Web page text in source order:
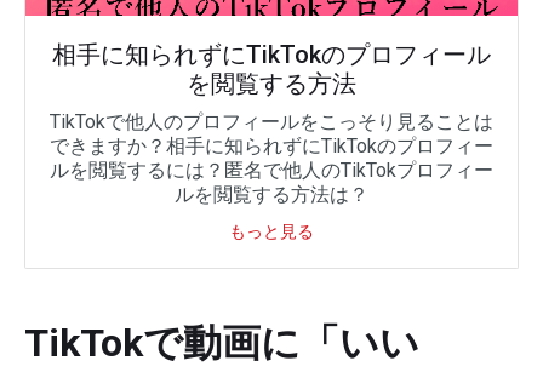
相手に知られずにTikTokのプロフィール
を閲覧する方法
TikTokで他人のプロフィールをこっそり見ることは
できますか？相手に知られずにTikTokのプロフィー
ルを閲覧するには？匿名で他人のTikTokプロフィー
ルを閲覧する方法は？
もっと見る
TikTokで動画に「いい